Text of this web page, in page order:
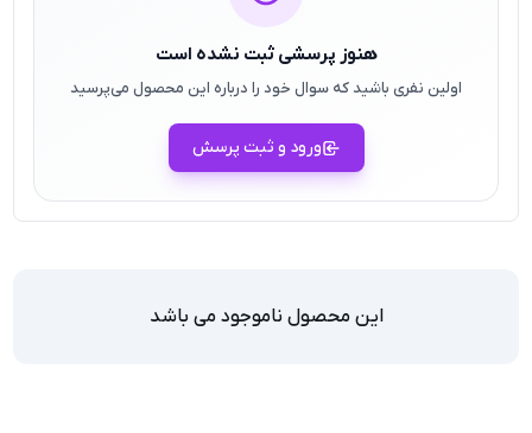
هنوز پرسشی ثبت نشده است
اولین نفری باشید که سوال خود را درباره این محصول می‌پرسید
ورود و ثبت پرسش
این محصول ناموجود می باشد